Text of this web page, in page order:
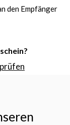
den Empfänger